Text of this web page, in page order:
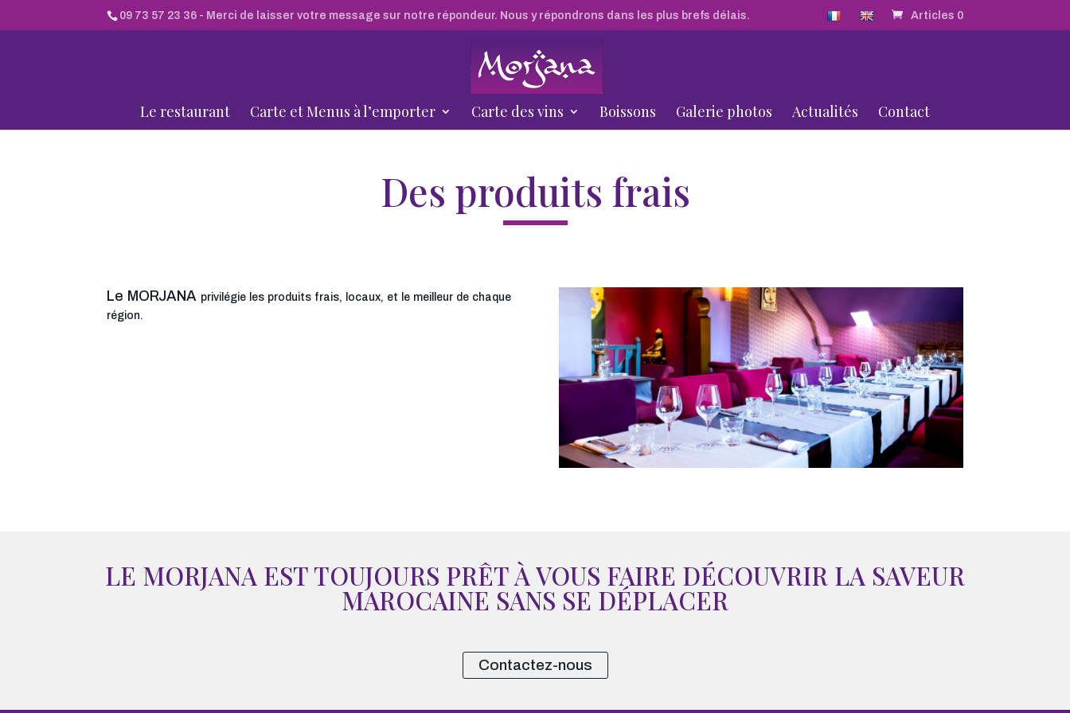
09 73 57 23 36 - Merci de laisser votre message sur notre répondeur. Nous y répondrons dans les plus brefs délais. Articles 0
Le restaurant Carte et Menus à l’emporter Carte des vins Boissons Galerie photos Actualités Contact
Des produits frais
Le MORJANA privilégie les produits frais, locaux, et le meilleur de chaque
région.
LE MORJANA EST TOUJOURS PRÊT À VOUS FAIRE DÉCOUVRIR LA SAVEUR
MAROCAINE SANS SE DÉPLACER
Contactez-nous